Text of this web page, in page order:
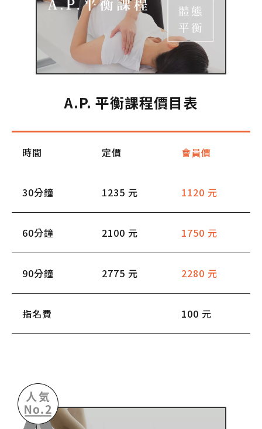
A.P. 平衡課程價目表
時間 定價 會員價
30分鐘 1235 元 1120 元
60分鐘 2100 元 1750 元
90分鐘 2775 元 2280 元
指名費 100 元